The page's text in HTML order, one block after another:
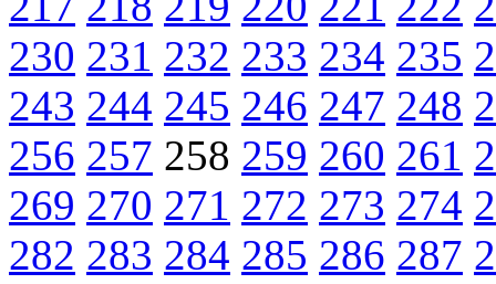
230 231 232 233 234 235
243 244 245 246 247 248
256 257 258 259 260 261
269 270 271 272 273 274
282 283 284 285 286 287